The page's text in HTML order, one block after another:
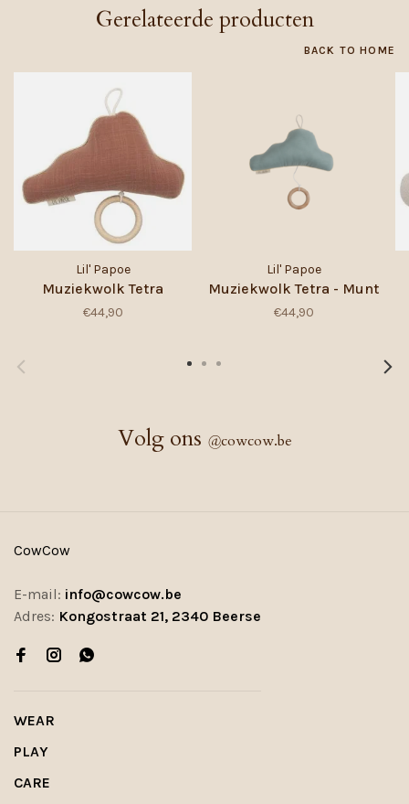
Gerelateerde producten
BACK TO HOME
Lil' Papoe
Muziekwolk Tetra
€44,90
Lil' Papoe
Muziekwolk Tetra - Munt
€44,90
Volg ons @cowcow.be
CowCow
E-mail: info@cowcow.be
Adres: Kongostraat 21, 2340 Beerse
WEAR
PLAY
CARE